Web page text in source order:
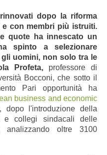
dopo la riforma
con membri più istruiti.
quote ha innescato un
spinto a selezionare
uomini, non solo tra le
Profeta, professore di
Bocconi, che sotto il
Pari opportunità ha
business and economic
dopo l'introduzione della
e collegi sindacali delle
oltre 3100